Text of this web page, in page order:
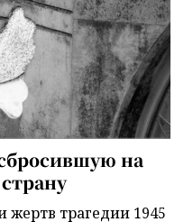
на
трагедии 1945